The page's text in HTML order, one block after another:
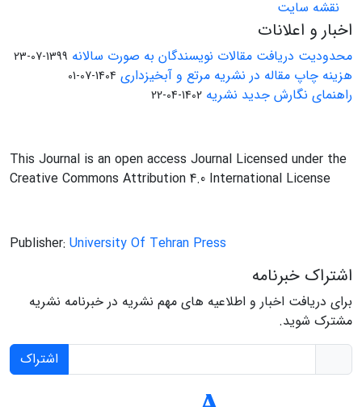
نقشه سایت
اخبار و اعلانات
محدودیت دریافت مقالات نویسندگان به صورت سالانه 1399-07-23
هزینه چاپ مقاله در نشریه مرتع و آبخیزداری 1404-07-01
راهنمای نگارش جدید نشریه 1402-04-22
This Journal is an open access Journal Licensed under the
Creative Commons Attribution 4.0 International License
Publisher: University Of Tehran Press
اشتراک خبرنامه
برای دریافت اخبار و اطلاعیه های مهم نشریه در خبرنامه نشریه
مشترک شوید.
اشتراک